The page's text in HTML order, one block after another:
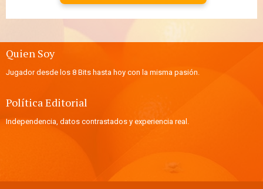
Quien Soy
Jugador desde los 8 Bits hasta hoy con la misma pasión.
Política Editorial
Independencia, datos contrastados y experiencia real.